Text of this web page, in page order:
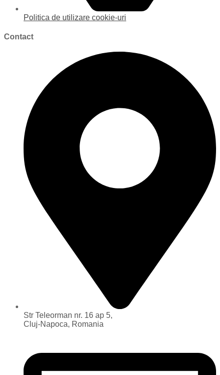
Politica de utilizare cookie-uri
Contact
Str Teleorman nr. 16 ap 5,
Cluj-Napoca, Romania